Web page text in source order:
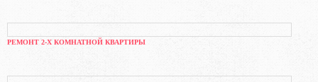
РЕМОНТ 2-Х КОМНАТНОЙ КВАРТИРЫ